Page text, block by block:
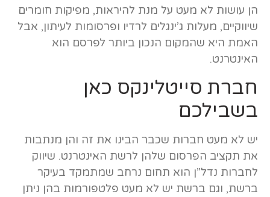
הן עושות לא מעט על מנת להיראות, מפיקות חומרים
שיווקיים, מעלות ג’ינגלים לרדיו ופרסומות לעיתון, אבל
האמת היא שהמקום הנכון ביותר לפרסם הוא
האינטרנט.
חברת סייטלינקס כאן
בשבילכם
יש לא מעט חברות שכבר הבינו את זה והן מנתבות
את תקציב הפרסום שלהן לרשת האינטרנט. שיווק
לחברות נדל”ן הוא תחום נרחב שמתמקד בעיקר
ברשת, וגם ברשת יש לא מעט פלטפורמות בהן ניתן